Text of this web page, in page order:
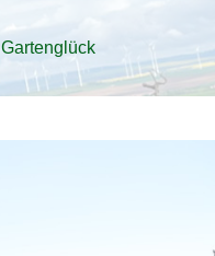
Gartenglück